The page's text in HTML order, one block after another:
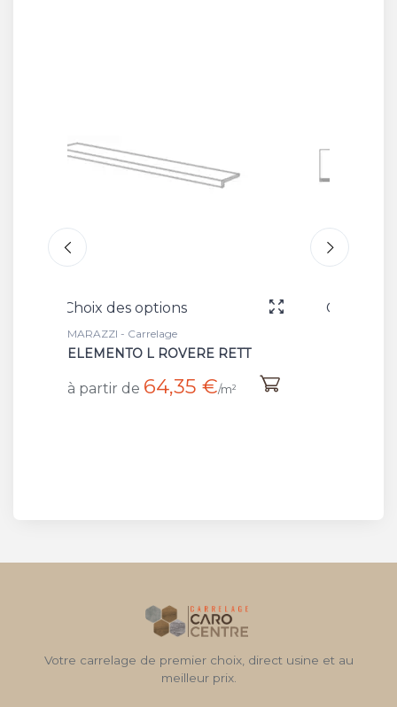
Choix des options
MARAZZI - Carrelage
GRADONE 1 LATO LUNGO
38,60 €
Votre carrelage de premier choix, direct usine et au
meilleur prix.